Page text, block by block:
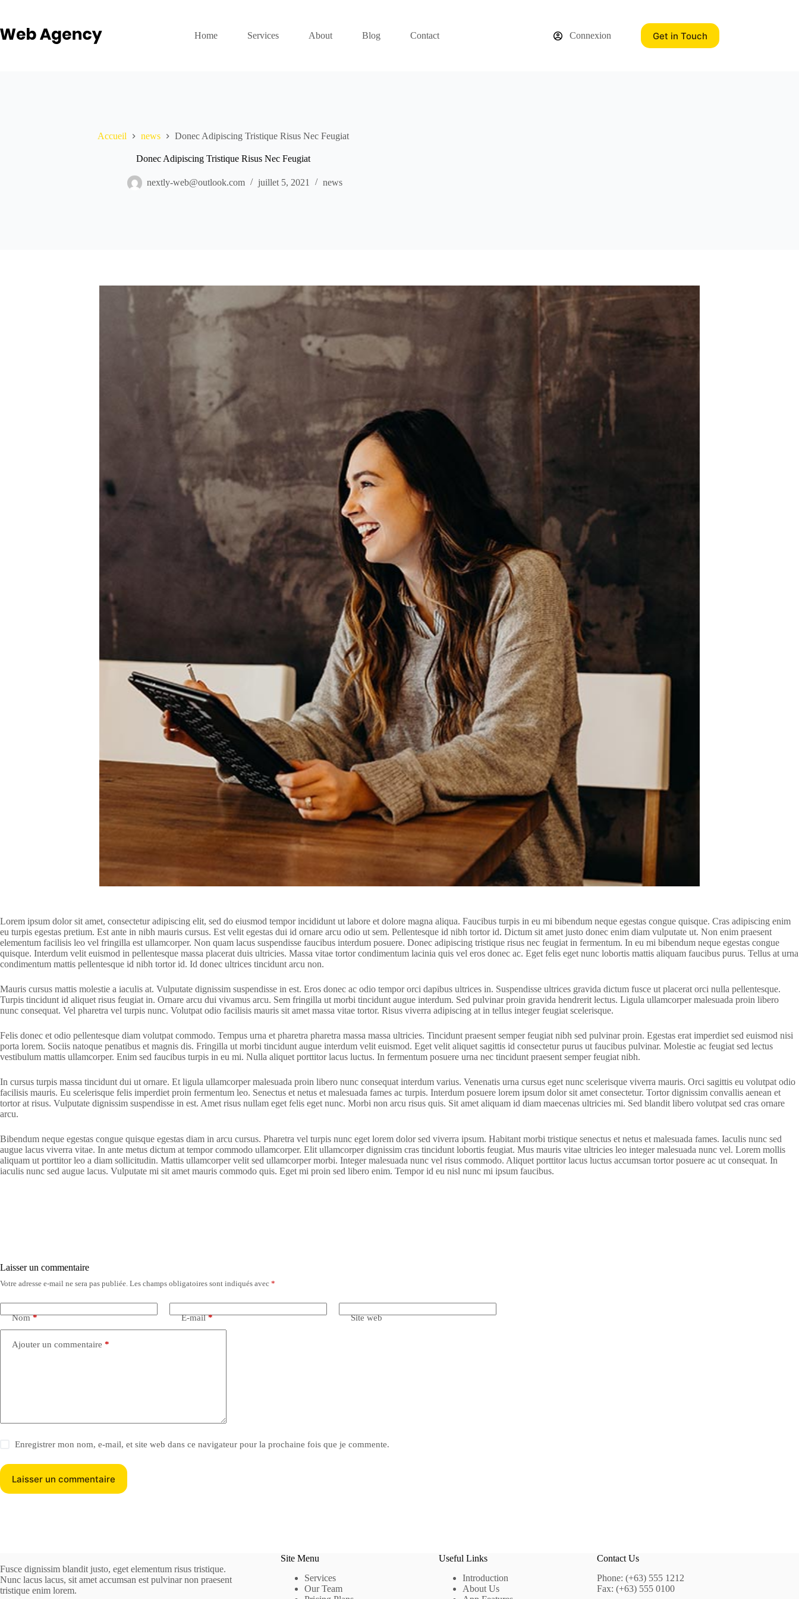
Home Services About Blog Contact Connexion Get in Touch
Accueil news Donec Adipiscing Tristique Risus Nec Feugiat
Donec Adipiscing Tristique Risus Nec Feugiat
nextly-web@outlook.com juillet 5, 2021 news
Lorem ipsum dolor sit amet, consectetur adipiscing elit, sed do eiusmod tempor incididunt ut labore et dolore magna aliqua. Faucibus turpis in eu mi bibendum neque egestas congue quisque. Cras adipiscing enim
eu turpis egestas pretium. Est ante in nibh mauris cursus. Est velit egestas dui id ornare arcu odio ut sem. Pellentesque id nibh tortor id. Dictum sit amet justo donec enim diam vulputate ut. Non enim praesent
elementum facilisis leo vel fringilla est ullamcorper. Non quam lacus suspendisse faucibus interdum posuere. Donec adipiscing tristique risus nec feugiat in fermentum. In eu mi bibendum neque egestas congue
quisque. Interdum velit euismod in pellentesque massa placerat duis ultricies. Massa vitae tortor condimentum lacinia quis vel eros donec ac. Eget felis eget nunc lobortis mattis aliquam faucibus purus. Tellus at urna
condimentum mattis pellentesque id nibh tortor id. Id donec ultrices tincidunt arcu non.
Mauris cursus mattis molestie a iaculis at. Vulputate dignissim suspendisse in est. Eros donec ac odio tempor orci dapibus ultrices in. Suspendisse ultrices gravida dictum fusce ut placerat orci nulla pellentesque.
Turpis tincidunt id aliquet risus feugiat in. Ornare arcu dui vivamus arcu. Sem fringilla ut morbi tincidunt augue interdum. Sed pulvinar proin gravida hendrerit lectus. Ligula ullamcorper malesuada proin libero
nunc consequat. Vel pharetra vel turpis nunc. Volutpat odio facilisis mauris sit amet massa vitae tortor. Risus viverra adipiscing at in tellus integer feugiat scelerisque.
Felis donec et odio pellentesque diam volutpat commodo. Tempus urna et pharetra pharetra massa massa ultricies. Tincidunt praesent semper feugiat nibh sed pulvinar proin. Egestas erat imperdiet sed euismod nisi
porta lorem. Sociis natoque penatibus et magnis dis. Fringilla ut morbi tincidunt augue interdum velit euismod. Eget velit aliquet sagittis id consectetur purus ut faucibus pulvinar. Molestie ac feugiat sed lectus
vestibulum mattis ullamcorper. Enim sed faucibus turpis in eu mi. Nulla aliquet porttitor lacus luctus. In fermentum posuere urna nec tincidunt praesent semper feugiat nibh.
In cursus turpis massa tincidunt dui ut ornare. Et ligula ullamcorper malesuada proin libero nunc consequat interdum varius. Venenatis urna cursus eget nunc scelerisque viverra mauris. Orci sagittis eu volutpat odio
facilisis mauris. Eu scelerisque felis imperdiet proin fermentum leo. Senectus et netus et malesuada fames ac turpis. Interdum posuere lorem ipsum dolor sit amet consectetur. Tortor dignissim convallis aenean et
tortor at risus. Vulputate dignissim suspendisse in est. Amet risus nullam eget felis eget nunc. Morbi non arcu risus quis. Sit amet aliquam id diam maecenas ultricies mi. Sed blandit libero volutpat sed cras ornare
arcu.
Bibendum neque egestas congue quisque egestas diam in arcu cursus. Pharetra vel turpis nunc eget lorem dolor sed viverra ipsum. Habitant morbi tristique senectus et netus et malesuada fames. Iaculis nunc sed
augue lacus viverra vitae. In ante metus dictum at tempor commodo ullamcorper. Elit ullamcorper dignissim cras tincidunt lobortis feugiat. Mus mauris vitae ultricies leo integer malesuada nunc vel. Lorem mollis
aliquam ut porttitor leo a diam sollicitudin. Mattis ullamcorper velit sed ullamcorper morbi. Integer malesuada nunc vel risus commodo. Aliquet porttitor lacus luctus accumsan tortor posuere ac ut consequat. In
iaculis nunc sed augue lacus. Vulputate mi sit amet mauris commodo quis. Eget mi proin sed libero enim. Tempor id eu nisl nunc mi ipsum faucibus.
Laisser un commentaire
Votre adresse e-mail ne sera pas publiée. Les champs obligatoires sont indiqués avec *
Nom* E-mail* Site web
Ajouter un commentaire *
Enregistrer mon nom, e-mail, et site web dans ce navigateur pour la prochaine fois que je commente.
Laisser un commentaire
A
t
e
Fusce dignissim blandit justo, eget elementum risus tristique.
Nunc lacus lacus, sit amet accumsan est pulvinar non praesent
tristique enim lorem.
Site Menu
Services
Our Team
Useful Links
Introduction
About Us
Contact Us
Phone: (+63) 555 1212
Fax: (+63) 555 0100